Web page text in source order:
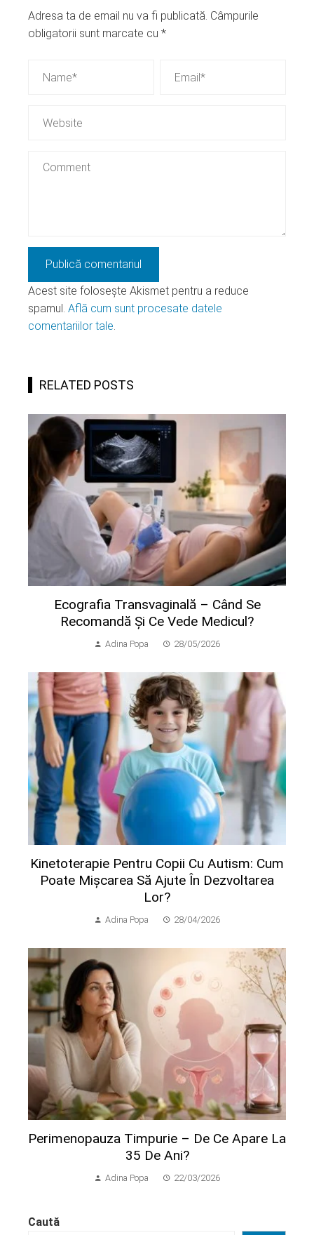
Adresa ta de email nu va fi publicată. Câmpurile
obligatorii sunt marcate cu *
Acest site folosește Akismet pentru a reduce
spamul. Află cum sunt procesate datele
comentariilor tale.
RELATED POSTS
Ecografia Transvaginală – Când Se
Recomandă Și Ce Vede Medicul?
Adina Popa 28/05/2026
Kinetoterapie Pentru Copii Cu Autism: Cum
Poate Mișcarea Să Ajute În Dezvoltarea
Lor?
Adina Popa 28/04/2026
Perimenopauza Timpurie – De Ce Apare La
35 De Ani?
Adina Popa 22/03/2026
Caută